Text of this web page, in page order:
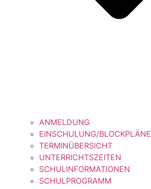
ANMELDUNG
EINSCHULUNG/BLOCKPLÄNE
TERMINÜBERSICHT
UNTERRICHTSZEITEN
SCHULINFORMATIONEN
SCHULPROGRAMM